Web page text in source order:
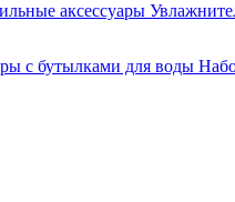
аксессуары
с бутылками для воды